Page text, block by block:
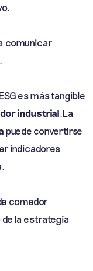
comunicar
es más tangible
industrial.La
puede convertirse
indicadores
comedor
la estrategia